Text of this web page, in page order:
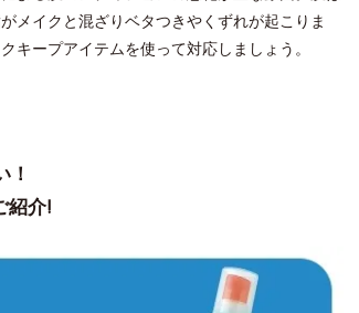
メイクと混ざりベタつきやくずれが起こりま
ープアイテムを使って対応しましょう。
紹介!